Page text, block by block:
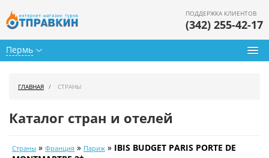
Пермь
ПОДДЕРЖКА КЛИЕНТОВ
(342) 255-42-17
Календарь туров
ГЛАВНАЯ СТРАНЫ
Каталог стран и отелей
Страны » Франция » Париж » IBIS BUDGET PARIS PORTE DE